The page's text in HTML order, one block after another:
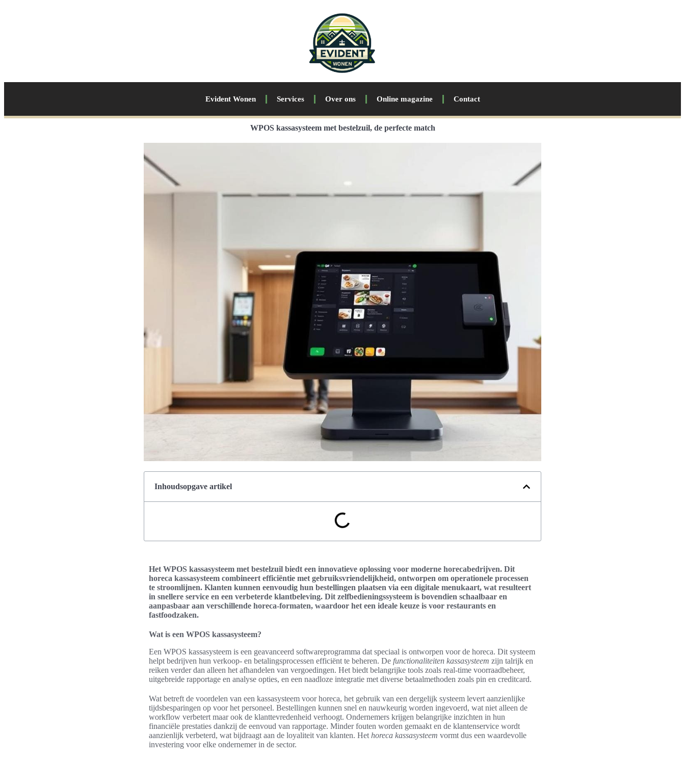
Evident Wonen Services Over ons Online magazine Contact
WPOS kassasysteem met bestelzuil, de perfecte match
Inhoudsopgave artikel
Het WPOS kassasysteem met bestelzuil biedt een innovatieve oplossing voor moderne horecabedrijven. Dit
horeca kassasysteem combineert efficiëntie met gebruiksvriendelijkheid, ontworpen om operationele processen
te stroomlijnen. Klanten kunnen eenvoudig hun bestellingen plaatsen via een digitale menukaart, wat resulteert
in snellere service en een verbeterde klantbeleving. Dit zelfbedieningssysteem is bovendien schaalbaar en
aanpasbaar aan verschillende horeca-formaten, waardoor het een ideale keuze is voor restaurants en
fastfoodzaken.
Wat is een WPOS kassasysteem?
Een WPOS kassasysteem is een geavanceerd softwareprogramma dat speciaal is ontworpen voor de horeca. Dit systeem
helpt bedrijven hun verkoop- en betalingsprocessen efficiënt te beheren. De functionaliteiten kassasysteem zijn talrijk en
reiken verder dan alleen het afhandelen van vergoedingen. Het biedt belangrijke tools zoals real-time voorraadbeheer,
uitgebreide rapportage en analyse opties, en een naadloze integratie met diverse betaalmethoden zoals pin en creditcard.
Wat betreft de voordelen van een kassasysteem voor horeca, het gebruik van een dergelijk systeem levert aanzienlijke
tijdsbesparingen op voor het personeel. Bestellingen kunnen snel en nauwkeurig worden ingevoerd, wat niet alleen de
workflow verbetert maar ook de klanttevredenheid verhoogt. Ondernemers krijgen belangrijke inzichten in hun
financiële prestaties dankzij de eenvoud van rapportage. Minder fouten worden gemaakt en de klantenservice wordt
aanzienlijk verbeterd, wat bijdraagt aan de loyaliteit van klanten. Het horeca kassasysteem vormt dus een waardevolle
investering voor elke ondernemer in de sector.